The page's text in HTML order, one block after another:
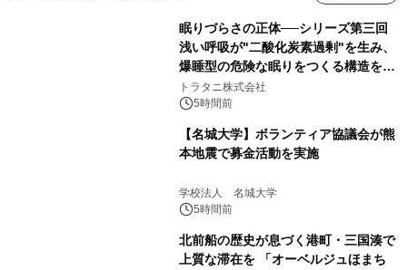
眠りづらさの正体──シリーズ第三回
浅い呼吸が"二酸化炭素過剰"を生み、
爆睡型の危険な眠りをつくる構造を解
説
トラタニ株式会社
5時間前
【名城大学】ボランティア協議会が熊
本地震で募金活動を実施
学校法人 名城大学
5時間前
北前船の歴史が息づく港町・三国湊で
上質な滞在を 「オーベルジュほまち